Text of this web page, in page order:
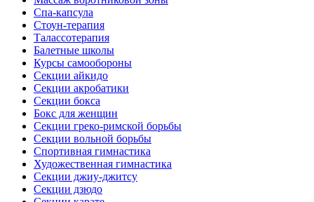
Спа-капсула
Стоун-терапия
Талассотерапия
Балетные школы
Курсы самообороны
Секции айкидо
Секции акробатики
Секции бокса
Бокс для женщин
Секции греко-римской борьбы
Секции вольной борьбы
Спортивная гимнастика
Художественная гимнастика
Секции джиу-джитсу
Секции дзюдо